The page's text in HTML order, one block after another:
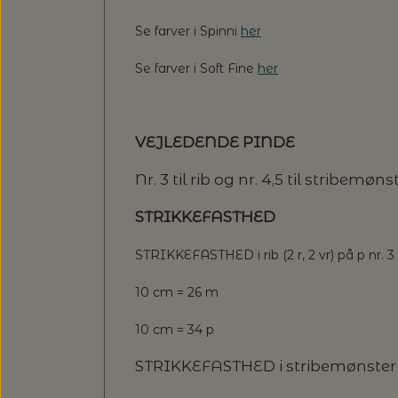
Se farver i Spinni her
Se farver i Soft Fine her
VEJLEDENDE PINDE
Nr. 3 til rib og nr. 4,5 til
STRIKKEFASTHED
STRIKKEFASTHED i rib (2 r, 2 vr) på p nr. 3
10 cm = 26 m
10 cm = 34 p
STRIKKEFASTHED i